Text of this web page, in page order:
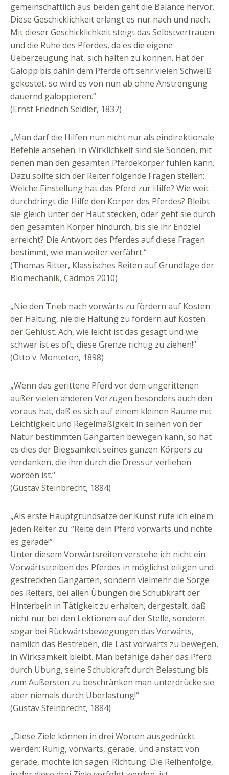
gemeinschaftlich aus beiden geht die Balance hervor.
Diese Geschicklichkeit erlangt es nur nach und nach.
Mit dieser Geschicklichkeit steigt das Selbstvertrauen
und die Ruhe des Pferdes, da es die eigene
Ueberzeugung hat, sich halten zu können. Hat der
Galopp bis dahin dem Pferde oft sehr vielen Schweiß
gekostet, so wird es von nun ab ohne Anstrengung
dauernd galoppieren.“
(Ernst Friedrich Seidler, 1837)
„Man darf die Hilfen nun nicht nur als eindirektionale
Befehle ansehen. In Wirklichkeit sind sie Sonden, mit
denen man den gesamten Pferdekörper fühlen kann.
Dazu sollte sich der Reiter folgende Fragen stellen:
Welche Einstellung hat das Pferd zur Hilfe? Wie weit
durchdringt die Hilfe den Körper des Pferdes? Bleibt
sie gleich unter der Haut stecken, oder geht sie durch
den gesamten Körper hindurch, bis sie ihr Endziel
erreicht? Die Antwort des Pferdes auf diese Fragen
bestimmt, wie man weiter verfährt.“
(Thomas Ritter, Klassisches Reiten auf Grundlage der
Biomechanik, Cadmos 2010)
„Nie den Trieb nach vorwärts zu fördern auf Kosten
der Haltung, nie die Haltung zu fördern auf Kosten
der Gehlust. Ach, wie leicht ist das gesagt und wie
schwer ist es oft, diese Grenze richtig zu ziehen!“
(Otto v. Monteton, 1898)
„Wenn das gerittene Pferd vor dem ungerittenen
außer vielen anderen Vorzügen besonders auch den
voraus hat, daß es sich auf einem kleinen Raume mit
Leichtigkeit und Regelmäßigkeit in seinen von der
Natur bestimmten Gangarten bewegen kann, so hat
es dies der Biegsamkeit seines ganzen Körpers zu
verdanken, die ihm durch die Dressur verliehen
worden ist.“
(Gustav Steinbrecht, 1884)
„Als erste Hauptgrundsätze der Kunst rufe ich einem
jeden Reiter zu: “Reite dein Pferd vorwärts und richte
es gerade!”
Unter diesem Vorwärtsreiten verstehe ich nicht ein
Vorwärtstreiben des Pferdes in möglichst eiligen und
gestreckten Gangarten, sondern vielmehr die Sorge
des Reiters, bei allen Übungen die Schubkraft der
Hinterbein in Tätigkeit zu erhalten, dergestalt, daß
nicht nur bei den Lektionen auf der Stelle, sondern
sogar bei Rückwärtsbewegungen das Vorwärts,
nämlich das Bestreben, die Last vorwärts zu bewegen,
in Wirksamkeit bleibt. Man befähige daher das Pferd
durch Übung, seine Schubkraft durch Belastung bis
zum Äußersten zu beschränken man unterdrücke sie
aber niemals durch Überlastung!“
(Gustav Steinbrecht, 1884)
„Diese Ziele können in drei Worten ausgedrückt
werden: Ruhig, vorwärts, gerade, und anstatt von
gerade, möchte ich sagen: Richtung. Die Reihenfolge,